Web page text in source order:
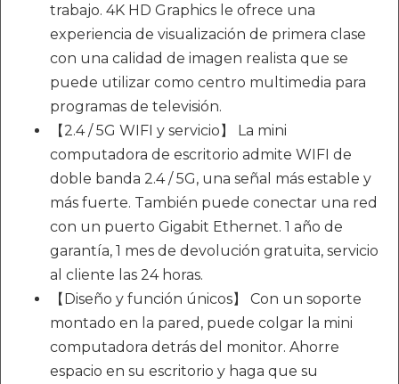
trabajo. 4K HD Graphics le ofrece una
experiencia de visualización de primera clase
con una calidad de imagen realista que se
puede utilizar como centro multimedia para
programas de televisión.
【2.4 / 5G WIFI y servicio】 La mini
computadora de escritorio admite WIFI de
doble banda 2.4 / 5G, una señal más estable y
más fuerte. También puede conectar una red
con un puerto Gigabit Ethernet. 1 año de
garantía, 1 mes de devolución gratuita, servicio
al cliente las 24 horas.
【Diseño y función únicos】 Con un soporte
montado en la pared, puede colgar la mini
computadora detrás del monitor. Ahorre
espacio en su escritorio y haga que su